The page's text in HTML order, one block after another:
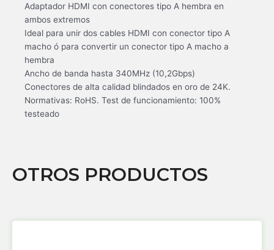
Adaptador HDMI con conectores tipo A hembra en
ambos extremos
Ideal para unir dos cables HDMI con conector tipo A
macho ó para convertir un conector tipo A macho a
hembra
Ancho de banda hasta 340MHz (10,2Gbps)
Conectores de alta calidad blindados en oro de 24K.
Normativas: RoHS. Test de funcionamiento: 100%
testeado
OTROS PRODUCTOS